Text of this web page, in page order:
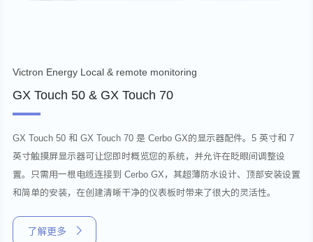
Victron Energy Local & remote monitoring
GX Touch 50 & GX Touch 70
GX Touch 50 和 GX Touch 70 是 Cerbo GX的显示器配件。5 英寸和 7
英寸触摸屏显示器可让您即时概览您的系统，并允许在眨眼间调整设
置。只需用一根电缆连接到 Cerbo GX，其超薄防水设计、顶部安装设置
和简单的安装，在创建清晰干净的仪表板时带来了很大的灵活性。
了解更多